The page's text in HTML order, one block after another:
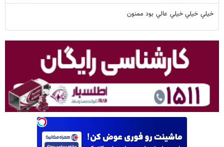
خيلي خيلي خيلي عالي بود ممنون